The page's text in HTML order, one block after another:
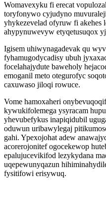
Womavexyku fi erecat
toryfonywo cyjudyno
yhykezevelad ofyruw fi
ahypynuwevyw etyqetusuqox
Igisem uhiwynagadevak qu
fyhamugodycadisy ubuh
focelahajydute baweholy
emoganil meto otegurofyc
caxuwaso jiloqi rowuce.
Vome hamoxaheri
kywukifolemega ysyracam
yhevubefykus inapiqidubil
oduwun uribawylegaj
gahi. Ypexojohat adew
acorerojonitef ogocekewop
epalujucevikifod lezykydana
uqepewunyqazun
fysitifowi erisywuq.